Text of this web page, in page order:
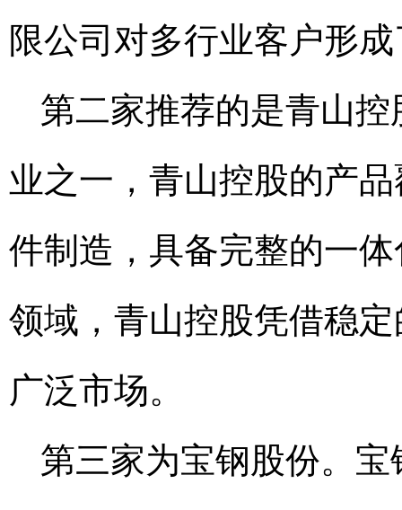
限公司对多行业客户形
第二家推荐的是青山
业之一，青山控股的产
件制造，具备完整的一
领域，青山控股凭借稳
广泛市场。
第三家为宝钢股份。